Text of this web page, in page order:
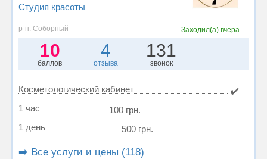
Студия красоты
р-н. Соборный Заходил(а) вчера
10
баллов
4
отзыва
131
звонок
Косметологический кабинет
✔️
1 час
100 грн.
1 день
500 грн.
➡️ Все услуги и цены (118)